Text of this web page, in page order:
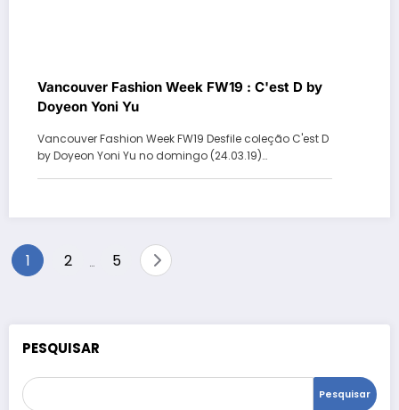
Vancouver Fashion Week FW19 : C'est D by
Doyeon Yoni Yu
Vancouver Fashion Week FW19 Desfile coleção C'est D
by Doyeon Yoni Yu no domingo (24.03.19)…
Paginação
1 2 5
PESQUISAR
Pesquisar